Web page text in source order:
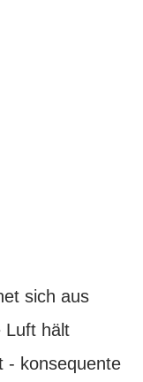
sich aus
Luft hält
- konsequente